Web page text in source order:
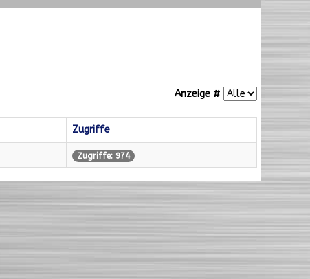
Anzeige #
Zugriffe
Zugriffe: 974